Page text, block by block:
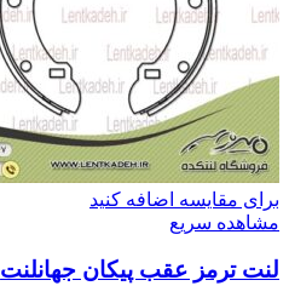
برای مقایسه اضافه کنید
مشاهده سریع
لنت ترمز عقب پیکان جهانلنت